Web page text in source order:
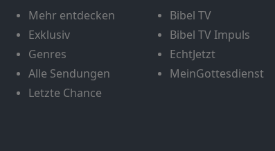
Mehr entdecken
Exklusiv
Genres
Alle Sendungen
Letzte Chance
Bibel TV
Bibel TV Impuls
EchtJetzt
MeinGottesdienst